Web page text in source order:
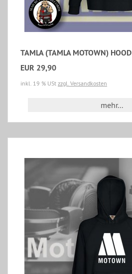
TAMLA (TAMLA MOTOWN) HOOD
EUR 29,90
inkl. 19 % USt zzgl. Versandkosten
mehr...